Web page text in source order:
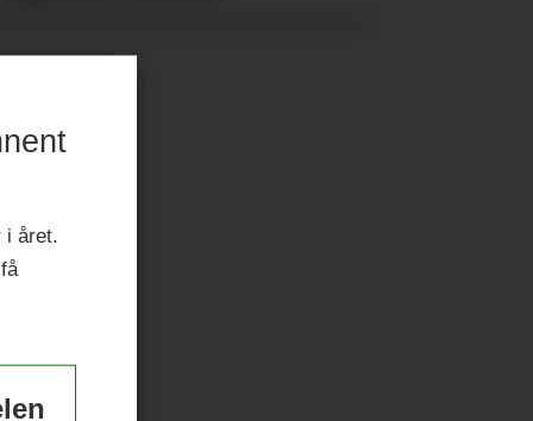
i året.